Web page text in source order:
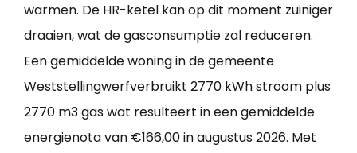
warmen. De HR-ketel kan op dit moment zuiniger
draaien, wat de gasconsumptie zal reduceren.
Een gemiddelde woning in de gemeente
Weststellingwerfverbruikt 2770 kWh stroom plus
2770 m3 gas wat resulteert in een gemiddelde
energienota van €166,00 in augustus 2026. Met